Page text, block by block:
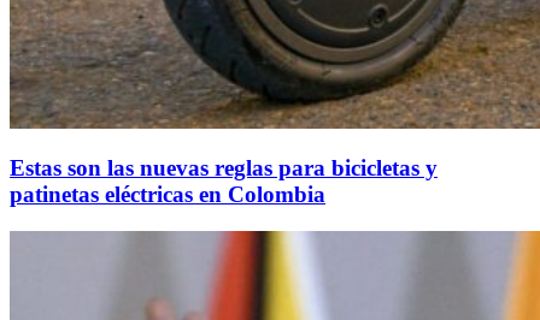
Estas son las nuevas reglas para bicicletas y
patinetas eléctricas en Colombia